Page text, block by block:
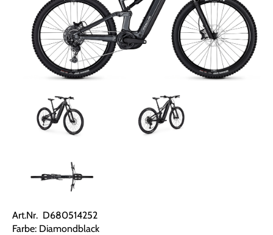
Art.Nr. D680514252
Farbe: Diamondblack